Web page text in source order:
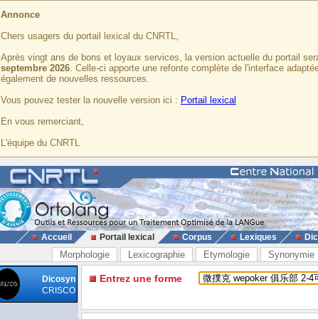
Annonce
Chers usagers du portail lexical du CNRTL,
Après vingt ans de bons et loyaux services, la version actuelle du portail
septembre 2026. Celle-ci apporte une refonte complète de l'interface
également de nouvelles ressources.
Vous pouvez tester la nouvelle version ici : Portail lexical
En vous remerciant,
L'équipe du CNRTL
Accueil Portail lexical Corpus Lexiques
Morphologie Lexicographie Etymologie Synonymie
Dicosyn
CRISCO
Entrez une forme